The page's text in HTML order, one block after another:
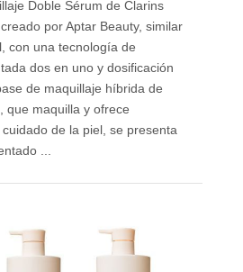
Doble Sérum de Clarins
por Aptar Beauty, similar
con una tecnología de
dos en uno y dosificación
de maquillaje híbrida de
que maquilla y ofrece
de la piel, se presenta
...